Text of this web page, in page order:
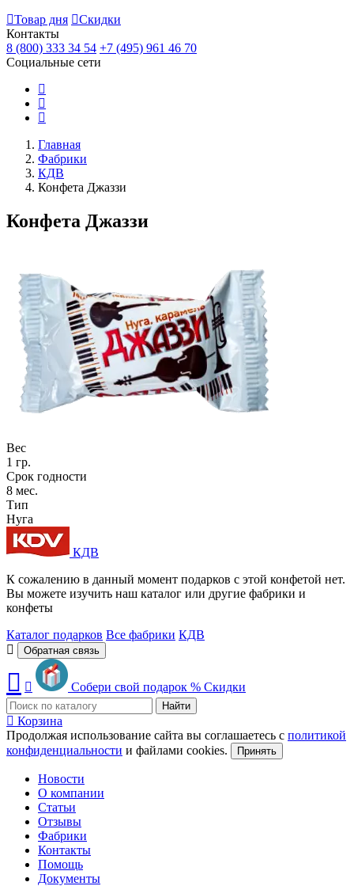
Товар дня
Скидки
Контакты
8 (800) 333 34 54 +7 (495) 961 46 70
Социальные сети
Главная
Фабрики
КДВ
Конфета Джаззи
Конфета Джаззи
Вес
1 гр.
Срок годности
8 мес.
Тип
Нуга
КДВ
К сожалению в данный момент подарков с этой конфетой нет.
Вы можете изучить наш каталог или другие фабрики и
конфеты
Каталог подарков Все фабрики КДВ
Обратная связь
Собери свой подарок % Скидки
Найти
Корзина
Продолжая использование сайта вы соглашаетесь с политикой
конфиденциальности и файлами cookies. Принять
Новости
О компании
Статьи
Отзывы
Фабрики
Контакты
Помощь
Документы